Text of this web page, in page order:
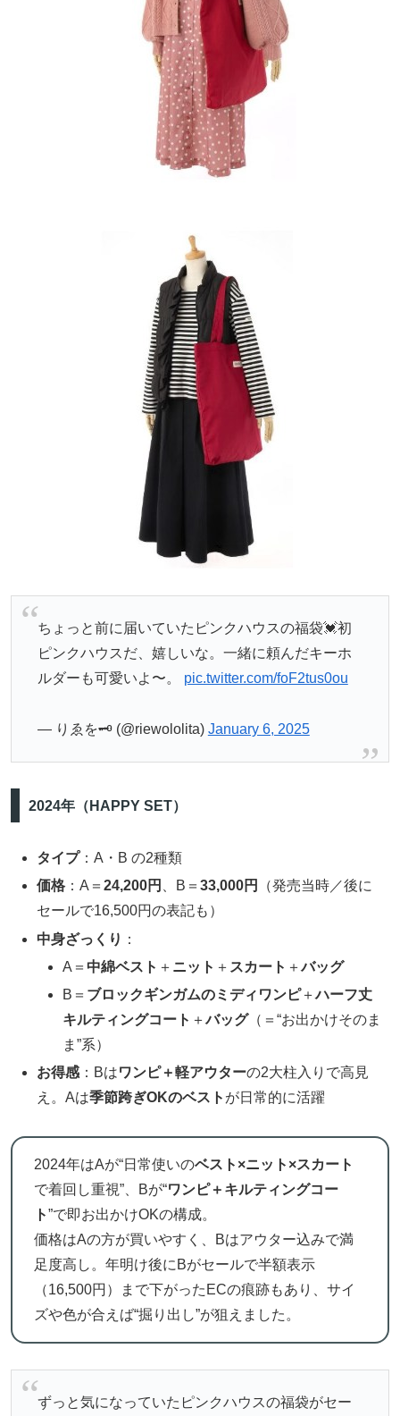
ちょっと前に届いていたピンクハウスの福袋💓初
ピンクハウスだ、嬉しいな。一緒に頼んだキーホ
ルダーも可愛いよ〜。 pic.twitter.com/foF2tus0ou
— りゑを🗝 (@riewololita) January 6, 2025
2024年（HAPPY SET）
タイプ：A・B の2種類
価格 ：A＝24,200円 、B＝33,000円
（発売当時／後に
セールで16,500円の表記も）
中身ざっくり ：
A＝ 中綿ベスト ＋ ニット ＋ スカート ＋バッグ
B＝ ブロックギンガムのミディワンピ＋ハーフ丈
キルティングコート ＋バッグ（＝“お出かけそのま
ま”系）
お得感 ：Bはワンピ＋軽アウターの2大柱入りで高見
え。Aは季節跨ぎOKのベスト が日常的に活躍
2024年はAが“日常使いのベスト×ニット×スカート
で着回し重視”、Bが“ワンピ＋キルティングコー
ト”で即お出かけOKの構成。
価格はAの方が買いやすく、Bはアウター込みで満
足度高し。年明け後にBがセールで半額表示
（16,500円）まで下がったECの痕跡もあり、サイ
ズや色が合えば“掘り出し”が狙えました。
ずっと気になっていたピンクハウスの福袋がセー